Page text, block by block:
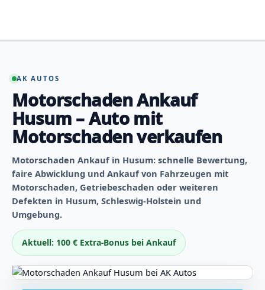
springen
AK AUTOS
Motorschaden Ankauf
Husum – Auto mit
Motorschaden verkaufen
Motorschaden Ankauf in Husum: schnelle Bewertung,
faire Abwicklung und Ankauf von Fahrzeugen mit
Motorschaden, Getriebeschaden oder weiteren
Defekten in Husum, Schleswig-Holstein und
Umgebung.
Aktuell: 100 € Extra-Bonus bei Ankauf